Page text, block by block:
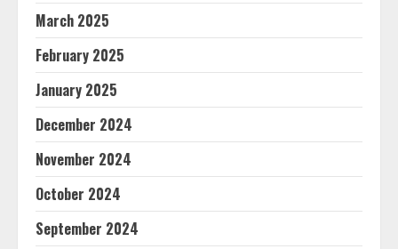
March 2025
February 2025
January 2025
December 2024
November 2024
October 2024
September 2024